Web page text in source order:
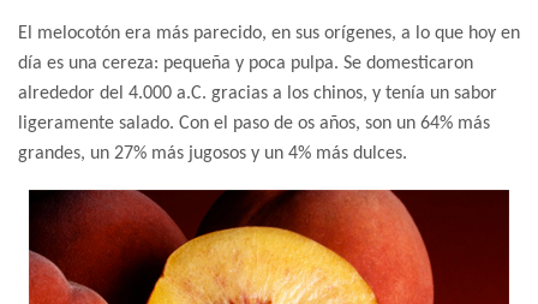
El melocotón era más parecido, en sus orígenes, a lo que hoy en
día es una cereza: pequeña y poca pulpa. Se domesticaron
alrededor del 4.000 a.C. gracias a los chinos, y tenía un sabor
ligeramente salado. Con el paso de os años, son un 64% más
grandes, un 27% más jugosos y un 4% más dulces.